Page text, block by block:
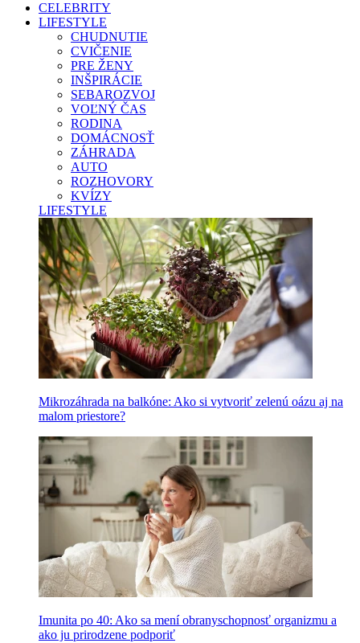
CELEBRITY
LIFESTYLE
CHUDNUTIE
CVIČENIE
PRE ŽENY
INŠPIRÁCIE
SEBAROZVOJ
VOĽNÝ ČAS
RODINA
DOMÁCNOSŤ
ZÁHRADA
AUTO
ROZHOVORY
KVÍZY
LIFESTYLE
Mikrozáhrada na balkóne: Ako si vytvoriť zelenú oázu aj na
malom priestore?
Imunita po 40: Ako sa mení obranyschopnosť organizmu a
ako ju prirodzene podporiť